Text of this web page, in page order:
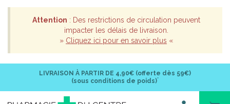
Attention : Des restrictions de circulation peuvent
impacter les délais de livraison.
» Cliquez ici pour en savoir plus «
LIVRAISON À PARTIR DE 4,90€ (offerte dès 59€)
(sous conditions de poids)*